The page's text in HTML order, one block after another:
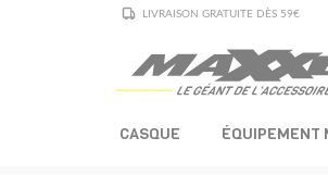
LIVRAISON GRATUITE DÈS 59€
CASQUE ÉQUIPEMENT